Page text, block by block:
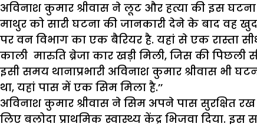
अविनाश कुमार श्रीवास ने लूट और हत्या की इस
माथुर को सारी घटना की जानकारी देने के बाद वह
पर वन विभाग का एक बैरियर है. यहां से एक रास्ता
काली मारुति ब्रेजा कार खड़ी मिली, जिस की पिछली
इसी समय थानाप्रभारी अविनाश कुमार श्रीवास भी
था, यहां पास में एक सिम मिला है.’’
अविनाश कुमार श्रीवास ने सिम अपने पास सुरक्षित
लिए बलोदा प्राथमिक स्वास्थ्य केंद्र भिजवा दिया.